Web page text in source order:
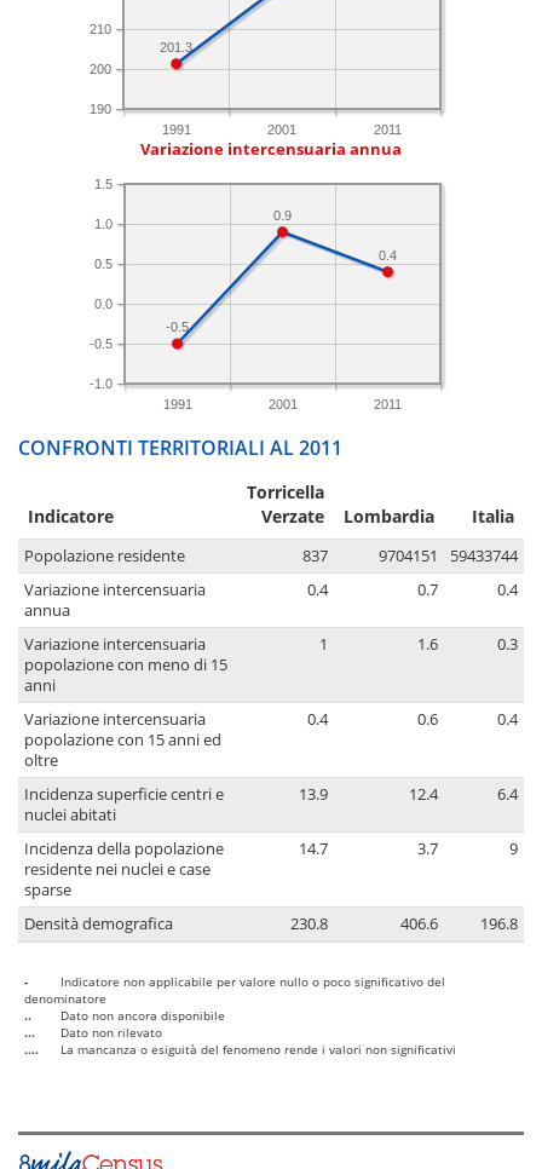
1991 2001 2011
190
200
210
201.3
Variazione intercensuaria annua
1991 2001 2011
-1.0
-0.5
0.0
0.5
1.0
1.5
0.4
0.9
-0.5
CONFRONTI TERRITORIALI AL 2011
Indicatore
Torricella
Verzate
Lombardia Italia
Popolazione residente 837 9704151
59433744
Variazione intercensuaria
annua
0.4 0.7 0.4
Variazione intercensuaria
popolazione con meno di 15
anni
1 1.6 0.3
Variazione intercensuaria
popolazione con 15 anni ed
oltre
0.4 0.6 0.4
Incidenza superficie centri e
nuclei abitati
13.9 12.4 6.4
Incidenza della popolazione
residente nei nuclei e case
sparse
14.7 3.7 9
Densità demografica 230.8 406.6 196.8
-
Indicatore non applicabile per valore nullo o poco significativo del
denominatore
..
Dato non ancora disponibile
...
Dato non rilevato
....
La mancanza o esiguità del fenomeno rende i valori non significativi